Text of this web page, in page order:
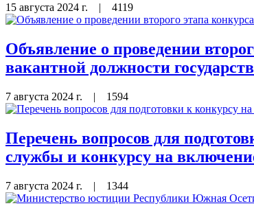
15 августа 2024 г. | 4119
Объявление о проведении
вакантной должности
7 августа 2024 г. | 1594
Перечень вопросов для
службы и конкурсу на
7 августа 2024 г. | 1344